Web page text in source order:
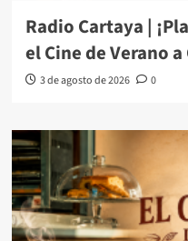
Radio Cartaya |
el Cine de Verano
3 de agosto de 2026 0